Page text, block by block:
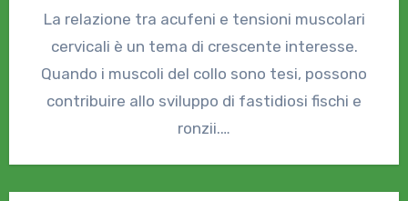
La relazione tra acufeni e tensioni muscolari
cervicali è un tema di crescente interesse.
Quando i muscoli del collo sono tesi, possono
contribuire allo sviluppo di fastidiosi fischi e
ronzii.…